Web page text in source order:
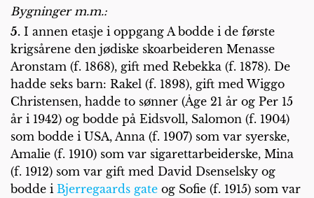
Bygninger m.m.:
5. I annen etasje i oppgang A bodde i de første
krigsårene den jødiske skoarbeideren Menasse
Aronstam (f. 1868), gift med Rebekka (f. 1878). De
hadde seks barn: Rakel (f. 1898), gift med Wiggo
Christensen, hadde to sønner (Åge 21 år og Per 15
år i 1942) og bodde på Eidsvoll, Salomon (f. 1904)
som bodde i USA, Anna (f. 1907) som var syerske,
Amalie (f. 1910) som var sigarettarbeiderske, Mina
(f. 1912) som var gift med David Dsenselsky og
bodde i Bjerregaards gate og Sofie (f. 1915) som var